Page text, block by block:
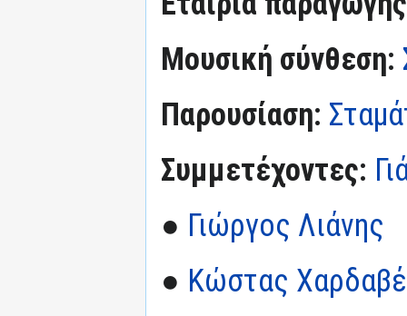
Μουσική σύνθεση:
Παρουσίαση:
Συμμετέχοντες:
● Γιώργος Λιάνης
● Κώστας